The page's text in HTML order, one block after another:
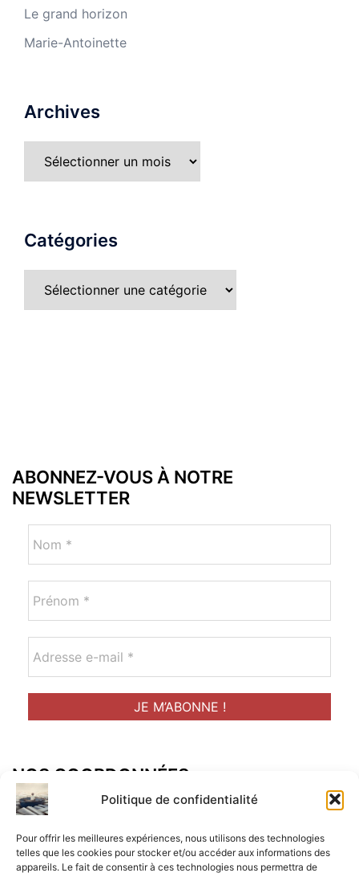
Politique de confidentialité
Pour offrir les meilleures expériences, nous utilisons des technologies
telles que les cookies pour stocker et/ou accéder aux informations des
appareils. Le fait de consentir à ces technologies nous permettra de
Le grand horizon
Marie-Antoinette
Archives
Catégories
ABONNEZ-VOUS À NOTRE
NEWSLETTER
NOS COORDONNÉES
Adresse postal :
ALCF
34 Rue René Brunen